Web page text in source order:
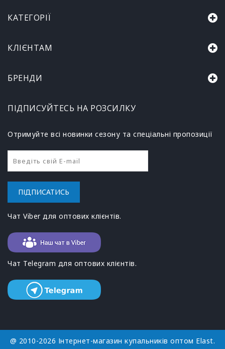
КАТЕГОРІЇ
КЛІЄНТАМ
БРЕНДИ
ПІДПИСУЙТЕСЬ НА РОЗСИЛКУ
Отримуйте всі новинки сезону та спеціальні пропозиції
ПІДПИСАТИСЬ
Чат Viber для оптових клієнтів.
Чат Telegram для оптових клієнтів.
@ 2010-2026 Інтернет-магазин купальників оптом Elast.